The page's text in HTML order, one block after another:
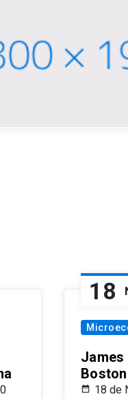
18
James
18 de